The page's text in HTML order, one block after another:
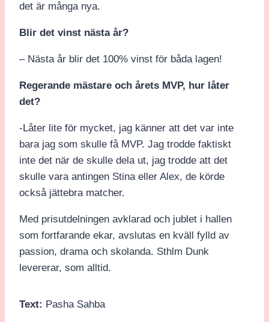
det är många nya.
Blir det vinst nästa år?
– Nästa år blir det 100% vinst för båda lagen!
Regerande mästare och årets MVP, hur låter
det?
-Låter lite för mycket, jag känner att det var inte
bara jag som skulle få MVP. Jag trodde faktiskt
inte det när de skulle dela ut, jag trodde att det
skulle vara antingen Stina eller Alex, de körde
också jättebra matcher.
Med prisutdelningen avklarad och jublet i hallen
som fortfarande ekar, avslutas en kväll fylld av
passion, drama och skolanda. Sthlm Dunk
levererar, som alltid.
Text: Pasha Sahba